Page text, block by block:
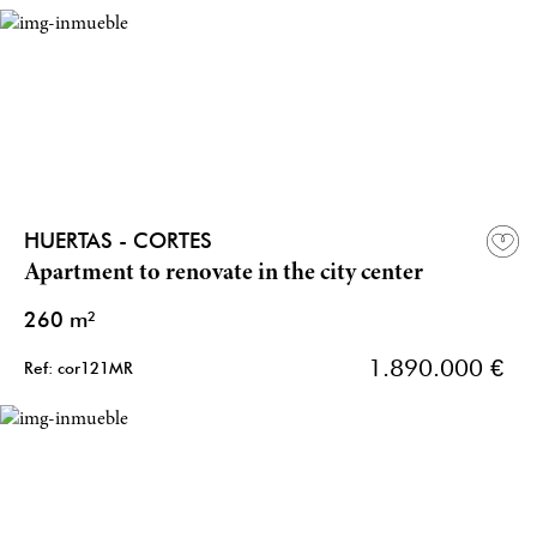
HUERTAS - CORTES
Apartment to renovate in the city center
260 m²
Ref: cor121MR 1.890.000 €